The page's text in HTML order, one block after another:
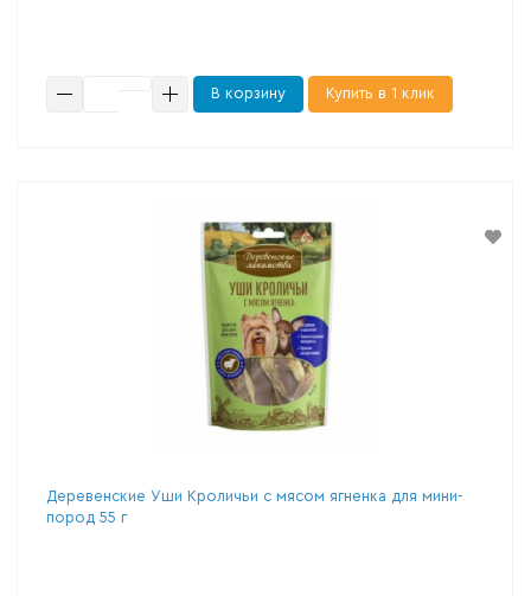
В корзину Купить в 1 клик
Деревенские Уши Кроличьи с мясом ягненка для мини-
пород 55 г